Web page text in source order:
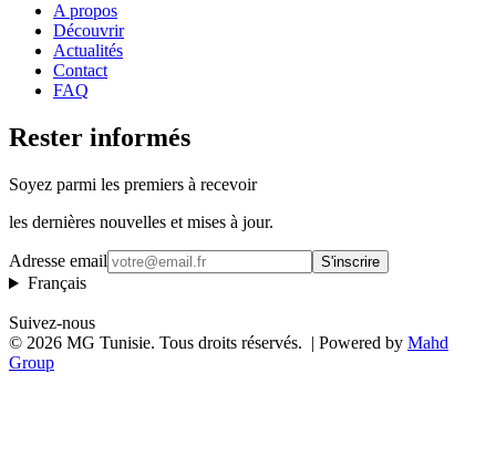
A propos
Découvrir
Actualités
Contact
FAQ
Rester informés
Soyez parmi les premiers à recevoir
les dernières nouvelles et mises à jour.
Adresse email S'inscrire
Français
Suivez-nous
© 2026 MG Tunisie. Tous droits réservés. | Powered by Mahd
Group